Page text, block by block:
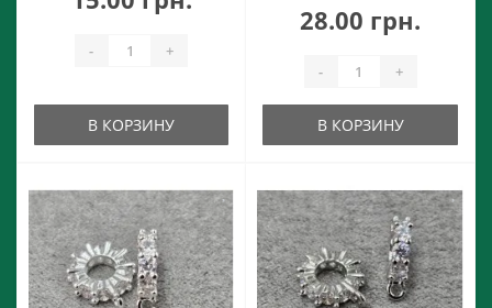
- +
В КОРЗИНУ
28.00 грн.
- +
В КОРЗИНУ